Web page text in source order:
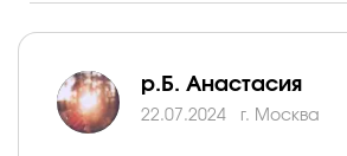
р.Б. Анастасия
22.07.2024 г. Mосква